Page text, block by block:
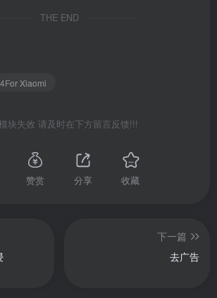
THE END
Xiaomi
块失效 请及时在下方留言反馈!!!
赞赏 分享 收藏
下一篇
去广告